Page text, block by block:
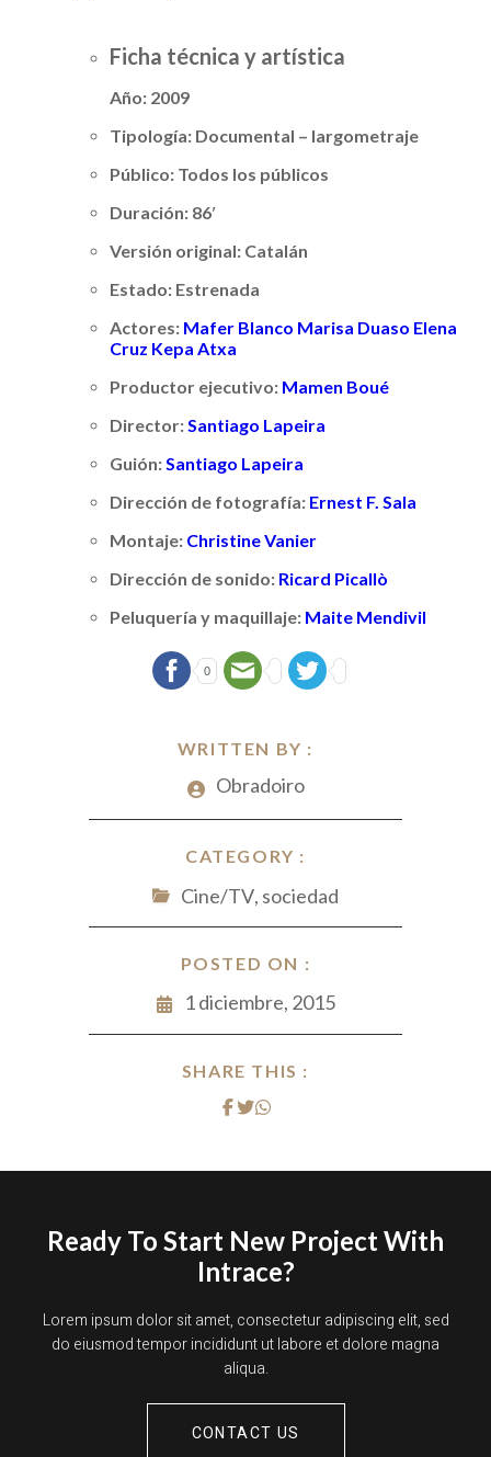
WRITTEN BY :
Obradoiro
CATEGORY :
Cine/TV, sociedad
POSTED ON :
1 diciembre, 2015
SHARE THIS :
Ficha técnica y artística
Año: 2009
Tipología: Documental – largometraje
Público: Todos los públicos
Duración: 86′
Versión original: Catalán
Estado: Estrenada
Actores: Mafer Blanco Marisa Duaso Elena
Cruz Kepa Atxa
Productor ejecutivo: Mamen Boué
Director: Santiago Lapeira
Guión: Santiago Lapeira
Dirección de fotografía: Ernest F. Sala
Montaje: Christine Vanier
Dirección de sonido: Ricard Picallò
Peluquería y maquillaje: Maite Mendivil
0
Ready To Start New Project With
Intrace?
Lorem ipsum dolor sit amet, consectetur adipiscing elit, sed
do eiusmod tempor incididunt ut labore et dolore magna
aliqua.
CONTACT US